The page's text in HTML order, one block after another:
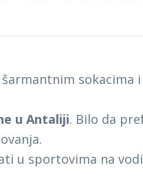
sokacima
u Antaliji. Bilo da
u sportovima na